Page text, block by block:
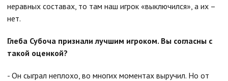
неравных составах, то там наш игрок «выключился», а их –
нет.
Глеба Субоча признали лучшим игроком. Вы согласны с
такой оценкой?
- Он сыграл неплохо, во многих моментах выручил. Но от